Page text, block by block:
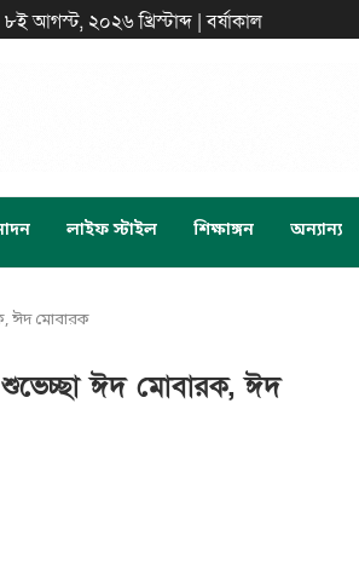
আগস্ট, ২০২৬ খ্রিস্টাব্দ | বর্ষাকাল
লাইফ স্টাইল শিক্ষাঙ্গন অন্যান্য
ঈদ মোবারক
ঈদ মোবারক, ঈদ